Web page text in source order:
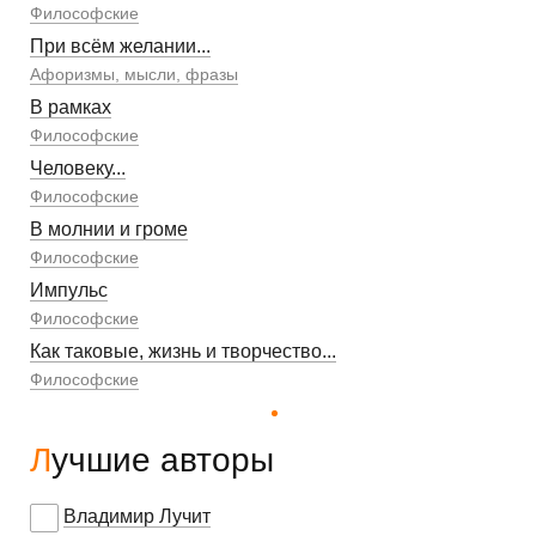
Философские
При всём желании...
Афоризмы, мысли, фразы
В рамках
Философские
Человеку...
Философские
В молнии и громе
Философские
Импульс
Философские
Как таковые, жизнь и творчество...
Философские
Лучшие авторы
Владимир Лучит